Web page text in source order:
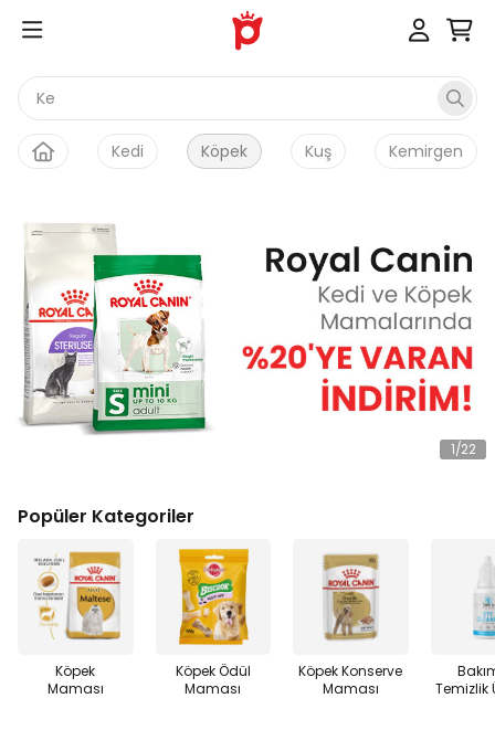
Kedi
Kedi Köpek Kuş Kemirgen
1/22
Popüler Kategoriler
Köpek
Maması
Köpek Ödül
Maması
Köpek Konserve
Maması
Temizlik